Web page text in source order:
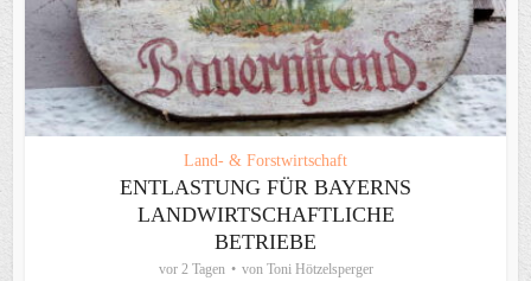
Land- & Forstwirtschaft
ENTLASTUNG FÜR BAYERNS
LANDWIRTSCHAFTLICHE
BETRIEBE
vor 2 Tagen von Toni Hötzelsperger